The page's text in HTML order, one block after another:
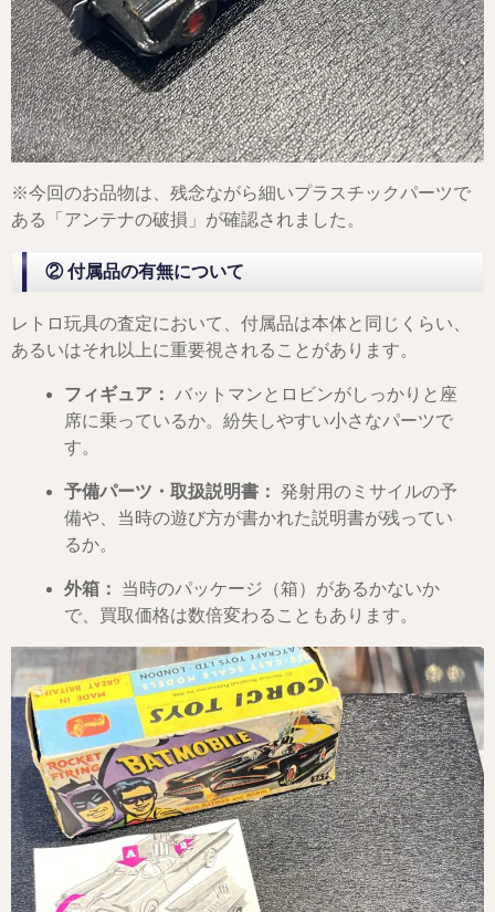
※今回のお品物は、残念ながら細いプラスチックパーツで
ある「アンテナの破損」が確認されました。
② 付属品の有無について
レトロ玩具の査定において、付属品は本体と同じくらい、
あるいはそれ以上に重要視されることがあります。
フィギュア： バットマンとロビンがしっかりと座
席に乗っているか。紛失しやすい小さなパーツで
す。
予備パーツ・取扱説明書： 発射用のミサイルの予
備や、当時の遊び方が書かれた説明書が残ってい
るか。
外箱：
当時のパッケージ（箱）があるかないか
で、買取価格は数倍変わることもあります。